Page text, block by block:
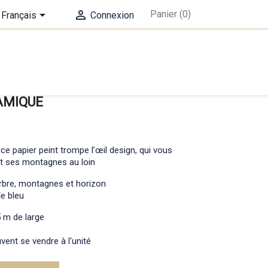
Français  Connexion Panier (0)
papier peint trompe l’œil design, qui vous
ses montagnes au loin
montagnes et horizon
bleu
m de large
se vendre à l'unité